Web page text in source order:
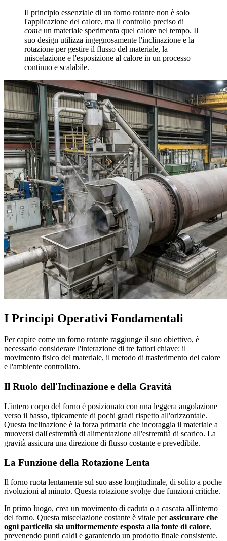
Il principio essenziale di un forno rotante non è solo
l'applicazione del calore, ma il controllo preciso di
come un materiale sperimenta quel calore nel tempo. Il
suo design utilizza ingegnosamente l'inclinazione e la
rotazione per gestire il flusso del materiale, la
miscelazione e l'esposizione al calore in un processo
continuo e scalabile.
I Principi Operativi Fondamentali
Per capire come un forno rotante raggiunge il suo obiettivo, è
necessario considerare l'interazione di tre fattori chiave: il
movimento fisico del materiale, il metodo di trasferimento del calore
e l'ambiente controllato.
Il Ruolo dell'Inclinazione e della Gravità
L'intero corpo del forno è posizionato con una leggera angolazione
verso il basso, tipicamente di pochi gradi rispetto all'orizzontale.
Questa inclinazione è la forza primaria che incoraggia il materiale a
muoversi dall'estremità di alimentazione all'estremità di scarico. La
gravità assicura una direzione di flusso costante e prevedibile.
La Funzione della Rotazione Lenta
Il forno ruota lentamente sul suo asse longitudinale, di solito a poche
rivoluzioni al minuto. Questa rotazione svolge due funzioni critiche.
In primo luogo, crea un movimento di caduta o a cascata all'interno
del forno. Questa miscelazione costante è vitale perassicurare che
ogni particella sia uniformemente esposta alla fonte di calore,
prevenendo punti caldi e garantendo un prodotto finale consistente.